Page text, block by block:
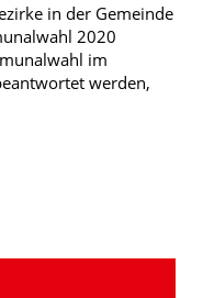
in der Gemeinde
2020
im
werden,